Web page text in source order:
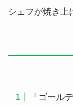
シェフが焼き上
「ゴール